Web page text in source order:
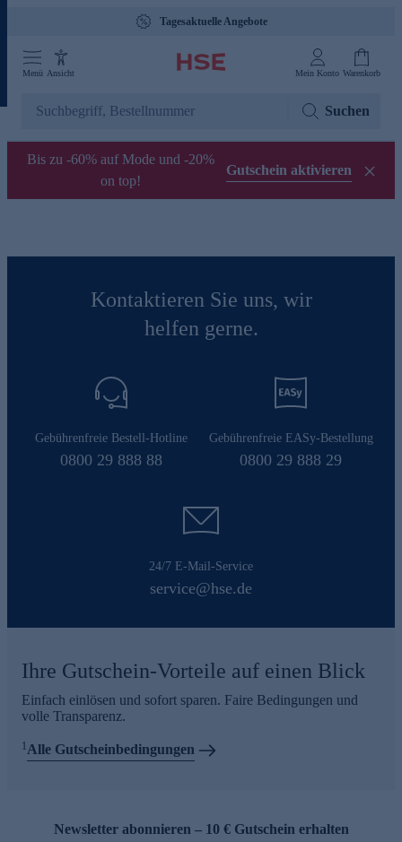
Tagesaktuelle Angebote
Menü Ansicht Mein Konto Warenkorb
Suchen
Bis zu -60% auf Mode und -20%
on top!
Gutschein aktivieren
Kontaktieren Sie uns, wir
helfen gerne.
Gebührenfreie Bestell-Hotline
0800 29 888 88
Gebührenfreie EASy-Bestellung
0800 29 888 29
24/7 E-Mail-Service
service@hse.de
Ihre Gutschein-Vorteile auf einen Blick
Einfach einlösen und sofort sparen. Faire Bedingungen und
volle Transparenz.
1Alle Gutscheinbedingungen
Newsletter abonnieren – 10 € Gutschein erhalten